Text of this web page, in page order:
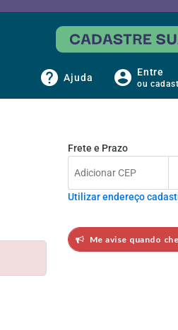
Ajuda Entre
ou
Frete e Prazo
Utilizar endereço
Me avise quando